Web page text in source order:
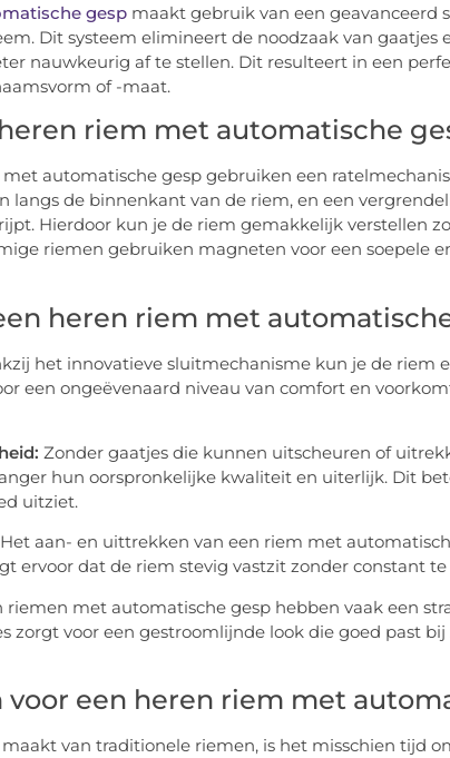
gespmaakt gebruik van een geavanceerd
Dit systeem elimineert de noodzaak van gaatjes
nauwkeurig af te stellen. Dit resulteert in een
of -maat.
riem met automatische
automatische gesp gebruiken een
langs de binnenkant van de riem, en een
Hierdoor kun je de riem gemakkelijk verstellen
riemen gebruiken magneten voor een soepele
heren riem met
het innovatieve sluitmechanisme kun je de riem
een ongeëvenaard niveau van comfort en
Zonder gaatjes die kunnen uitscheuren of
hun oorspronkelijke kwaliteit en uiterlijk. Dit
uitziet.
Het aan- en uittrekken van een riem met
ervoor dat de riem stevig vastzit zonder constant te
riemen met automatische gesp hebben vaak een
zorgt voor een gestroomlijnde look die goed past bij
voor een heren riem met
van traditionele riemen, is het misschien tijd